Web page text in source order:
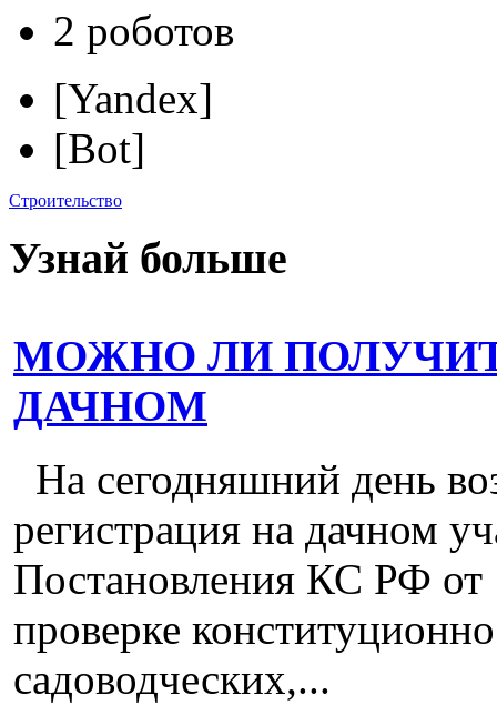
2 роботов
[Yandex]
[Bot]
Строительство
Узнай больше
МОЖНО ЛИ
ДАЧНОМ
На сегодняшний день
регистрация на дачном
Постановления КС РФ
проверке
садоводческих,...